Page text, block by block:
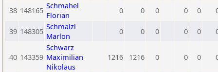
38 148165 Schmahel
Florian
0 0 0 0 0
39 148305 Schmalzl
Marlon
0 0 0 0 0
40 143359
Schwarz
Maximilian
Nikolaus
1216 1216 0 0 0